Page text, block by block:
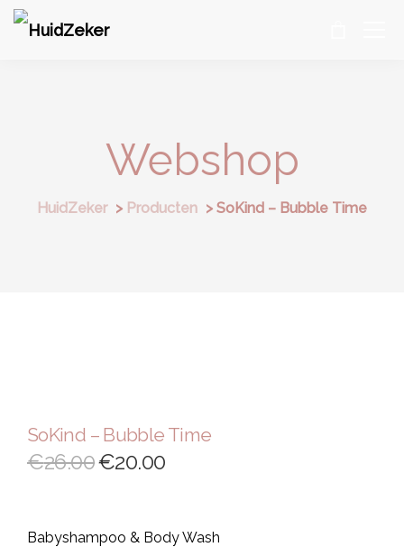
Webshop
HuidZeker > Producten > SoKind – Bubble Time
SoKind – Bubble Time
€26.00€20.00
Babyshampoo & Body Wash